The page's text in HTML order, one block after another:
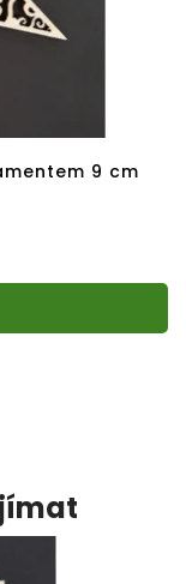
9 cm